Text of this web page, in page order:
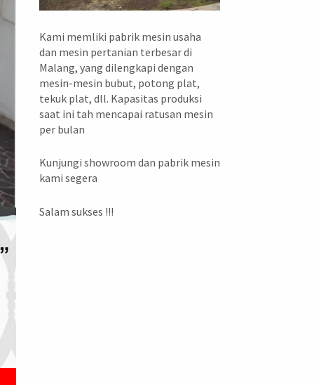
Kami memliki pabrik mesin usaha
dan mesin pertanian terbesar di
Malang, yang dilengkapi dengan
mesin-mesin bubut, potong plat,
tekuk plat, dll. Kapasitas produksi
saat ini tah mencapai ratusan mesin
per bulan
Kunjungi showroom dan pabrik mesin
kami segera
Salam sukses !!!